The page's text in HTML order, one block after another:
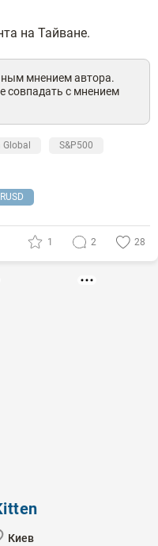
на Тайване.
мнением автора.
совпадать с мнением
S&P500
1 2 28
Киев